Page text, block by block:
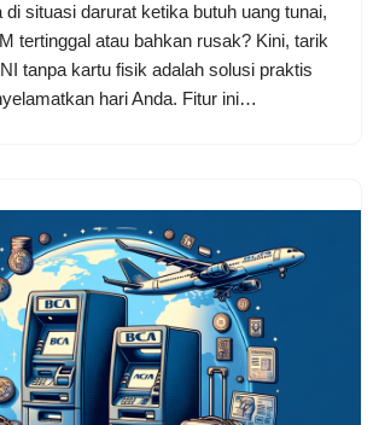
di situasi darurat ketika butuh uang tunai,
tertinggal atau bahkan rusak? Kini, tarik
tanpa kartu fisik adalah solusi praktis
hari Anda. Fitur ini…